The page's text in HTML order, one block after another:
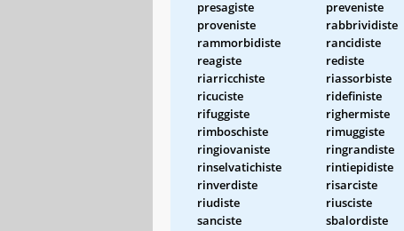
presagiste
preveniste
proveniste
rabbrividiste
rammorbidiste
rancidiste
reagiste
rediste
riarricchiste
riassorbiste
ricuciste
ridefiniste
rifuggiste
righermiste
rimboschiste
rimuggiste
ringiovaniste
ringrandiste
rinselvatichiste
rintiepidiste
rinverdiste
risarciste
riudiste
riusciste
sanciste
sbalordiste